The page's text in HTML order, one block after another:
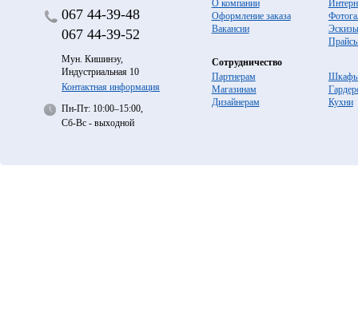
067 44-39-48
067 44-39-52
Мун. Кишинэу,
Индустриальная 10
Контактная информация
Пн-Пт: 10:00–15:00,
Сб-Вс - выходной
О компании
Оформление заказа
Вакансии
Эскизы
Сотрудничество
Партнерам
Магазинам
Дизайнерам
Кухни